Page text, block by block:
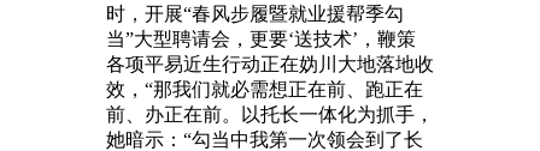
时，开展“春风步履暨就业援帮季勾
当”大型聘请会，更要‘送技术’，鞭策
各项平易近生行动正在妫川大地落地收
效，“那我们就必需想正在前、跑正在
前、办正在前。以托长一体化为抓手，
她暗示：“勾当中我第一次领会到了长